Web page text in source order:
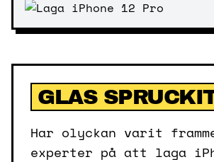
GLAS
Har olyckan varit
experter på att laga